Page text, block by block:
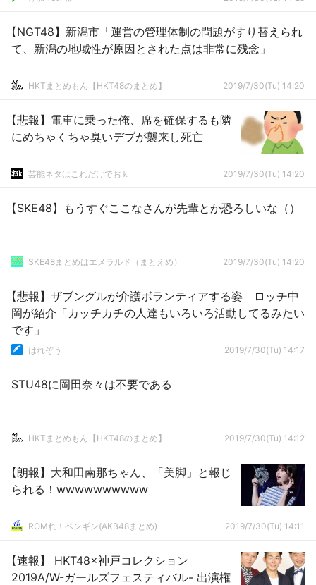
【NGT48】新潟市「運営の管理体制の問題がすり替えられ
て、新潟の地域性が原因とされた点は非常に残念」
HKTまとめもん【HKT48のまとめ】 2019/7/30(Tu) 14:20
【悲報】電車に乗った俺、席を確保するも隣
にめちゃくちゃ臭いデブが襲来し死亡
芸能ネタはこれだけでおｋ 2019/7/30(Tu) 14:20
【SKE48】もうすぐここなさんが先輩とか恐ろしいな（）
SKE48まとめはエメラルド（まとえめ） 2019/7/30(Tu) 14:20
【悲報】ザブングルが介護ボランティアする姿 ロッチ中
岡が紹介「カッチカチの人達もいろいろ活動してるみたい
です」
はれぞう 2019/7/30(Tu) 14:17
STU48に岡田奈々は不要である
HKTまとめもん【HKT48のまとめ】 2019/7/30(Tu) 14:12
【朗報】大和田南那ちゃん、「美脚」と報じ
られる！wwwwwwwwww
ROMれ！ペンギン(AKB48まとめ) 2019/7/30(Tu) 14:11
【速報】 HKT48×神戸コレクション
2019A/W-ガールズフェスティバル- 出演権